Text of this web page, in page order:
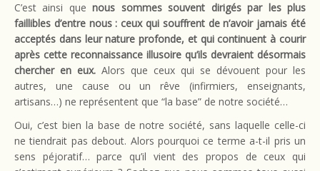
C’est ainsi quenous sommes souvent dirigés par les plus
faillibles d’entre nous : ceux qui souffrent de n’avoir jamais été
acceptés dans leur nature profonde, et qui continuent à courir
après cette reconnaissance illusoire qu’ils devraient désormais
chercher en eux. Alors que ceux qui se dévouent pour les
autres, une cause ou un rêve (infirmiers, enseignants,
artisans…) ne représentent que “la base” de notre société…
Oui, c’est bien la base de notre société, sans laquelle celle-ci
ne tiendrait pas debout. Alors pourquoi ce terme a-t-il pris un
sens péjoratif… parce qu’il vient des propos de ceux qui